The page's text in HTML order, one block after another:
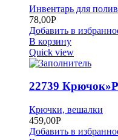
Инвентарь для
78,00Р
Добавить в
В корзину
Quick view
22739
Крючки, вешалки
459,00Р
Добавить в